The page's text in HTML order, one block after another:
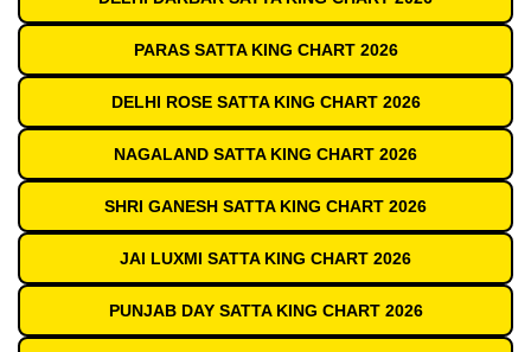
PARAS SATTA KING CHART 2026
DELHI ROSE SATTA KING CHART 2026
NAGALAND SATTA KING CHART 2026
SHRI GANESH SATTA KING CHART 2026
JAI LUXMI SATTA KING CHART 2026
PUNJAB DAY SATTA KING CHART 2026